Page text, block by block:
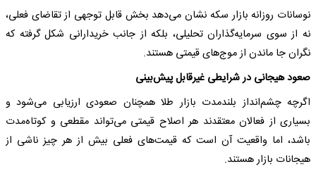
نوسانات روزانه بازار سکه نشان می‌دهد بخش قابل توجهی از تقاضای فعلی،
نه از سوی سرمایه‌گذاران تحلیلی، بلکه از جانب خریدارانی شکل گرفته که
نگران جا ماندن از موج‌های قیمتی هستند.
صعود هیجانی در شرایطی غیرقابل پیش‌بینی
اگرچه چشم‌انداز بلندمدت بازار طلا همچنان صعودی ارزیابی می‌شود و
بسیاری از فعالان معتقدند هر اصلاح قیمتی می‌تواند مقطعی و کوتاه‌مدت
باشد، اما واقعیت آن است که قیمت‌های فعلی بیش از هر چیز ناشی از
هیجانات بازار هستند.